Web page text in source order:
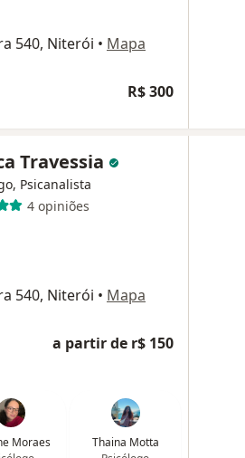
540, Niterói • Mapa
R$ 300
Travessia
Psicanalista
4 opiniões
540, Niterói • Mapa
a partir de r$ 150
Moraes
Thaina Motta